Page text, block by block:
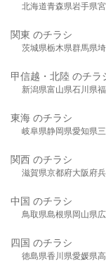
北海道青森県岩手県
関東 のチラシ
茨城県栃木県群馬県
甲信越・北陸 のチラ
新潟県富山県石川県
東海 のチラシ
岐阜県静岡県愛知県
関西 のチラシ
滋賀県京都府大阪府
中国 のチラシ
鳥取県島根県岡山県
四国 のチラシ
徳島県香川県愛媛県